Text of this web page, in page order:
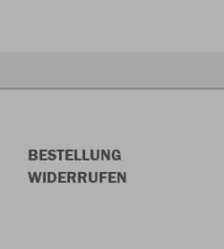
BESTELLUNG
WIDERRUFEN